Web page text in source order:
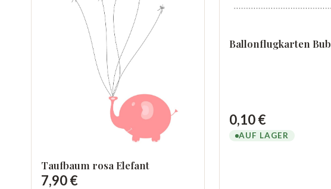
Taufbaum rosa Elefant
7,90 €
Ballonflugkarten Bub
0,10 €
AUF LAGER